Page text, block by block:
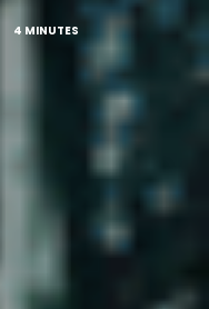
4 MINUTES